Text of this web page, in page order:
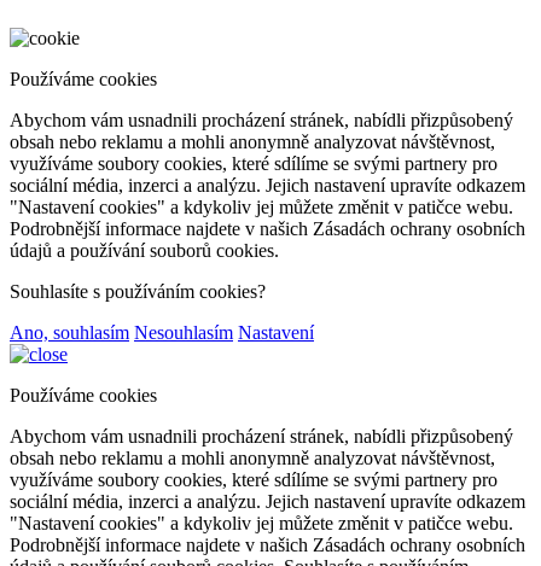
Používáme cookies
Abychom vám usnadnili procházení stránek, nabídli přizpůsobený
obsah nebo reklamu a mohli anonymně analyzovat návštěvnost,
využíváme soubory cookies, které sdílíme se svými partnery pro
sociální média, inzerci a analýzu. Jejich nastavení upravíte odkazem
"Nastavení cookies" a kdykoliv jej můžete změnit v patičce webu.
Podrobnější informace najdete v našich Zásadách ochrany osobních
údajů a používání souborů cookies.
Souhlasíte s používáním cookies?
Ano, souhlasím Nesouhlasím Nastavení
Používáme cookies
Abychom vám usnadnili procházení stránek, nabídli přizpůsobený
obsah nebo reklamu a mohli anonymně analyzovat návštěvnost,
využíváme soubory cookies, které sdílíme se svými partnery pro
sociální média, inzerci a analýzu. Jejich nastavení upravíte odkazem
"Nastavení cookies" a kdykoliv jej můžete změnit v patičce webu.
Podrobnější informace najdete v našich Zásadách ochrany osobních